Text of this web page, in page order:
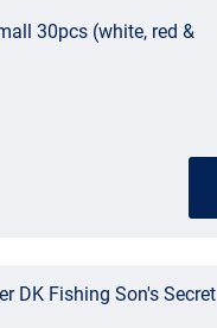
30pcs (white, red &
DK Fishing Son's Secret